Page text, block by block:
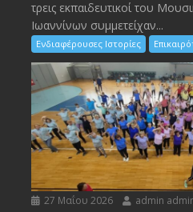
τρεις εκπαιδευτικοί του
Ιωαννίνων συμμετείχαν...
Ενδιαφέρουσες Ιστορίες
27 Μαΐου 2026 admin